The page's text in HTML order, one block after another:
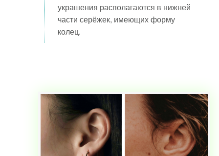
украшения располагаются в нижней
части серёжек, имеющих форму
колец.